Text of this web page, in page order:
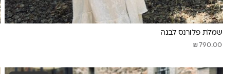
שמלת פלורנס לבנה
₪ 790.00